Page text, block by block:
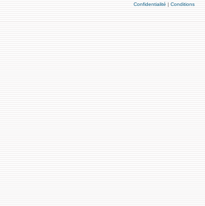
Confidentialité | Conditions